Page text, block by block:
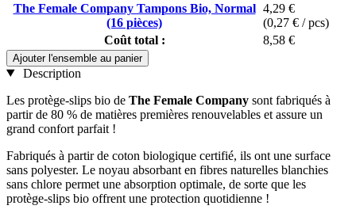
The Female Company Tampons Bio, Normal
(16 pièces)
4,29 €
(0,27 € / pcs)
Coût total :
8,58 €
Ajouter l'ensemble au panier
Description
Les protège-slips bio de The Female Company sont fabriqués à
partir de 80 % de matières premières renouvelables et assure un
grand confort parfait !
Fabriqués à partir de coton biologique certifié, ils ont une surface
sans polyester. Le noyau absorbant en fibres naturelles blanchies
sans chlore permet une absorption optimale, de sorte que les
protège-slips bio offrent une protection quotidienne !